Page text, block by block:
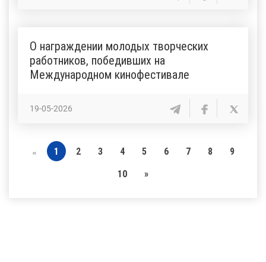
О награждении молодых творческих
работников, победивших на
Международном кинофестивале
19-05-2026
« 1 2 3 4 5 6 7 8
9
10
»